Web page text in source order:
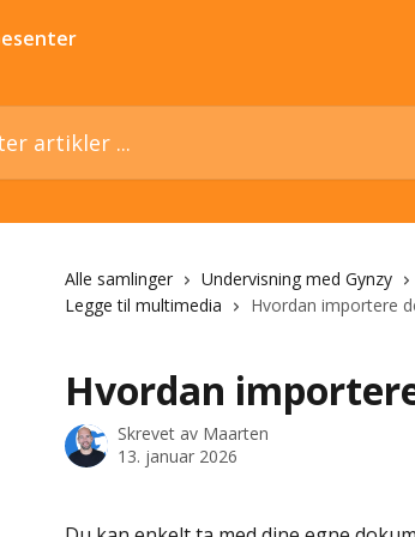
...
Alle samlinger Undervisning med Gynzy
Legge til multimedia
Hvordan importere
Hvordan
Skrevet av Maarten
13. januar 2026